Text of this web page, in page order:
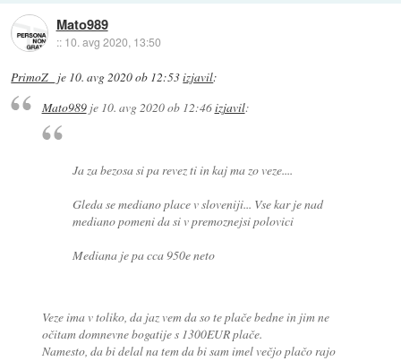
Mato989
:: 10. avg 2020, 13:50
PrimoZ_ je 10. avg 2020 ob 12:53izjavil:
Mato989je 10. avg 2020 ob 12:46izjavil:
Ja za bezosa si pa revez ti in kaj ma zo veze....
Gleda se mediano place v sloveniji... Vse kar je nad
mediano pomeni da si v premoznejsi polovici
Mediana je pa cca 950e neto
Veze ima v toliko, da jaz vem da so te plače bedne in jim ne
očitam domnevne bogatije s 1300EUR plače.
Namesto, da bi delal na tem da bi sam imel večjo plačo rajo